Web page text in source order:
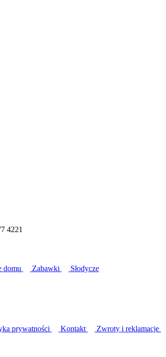
4221
domu Zabawki Słodycze
prywatności Kontakt Zwroty i reklamacje